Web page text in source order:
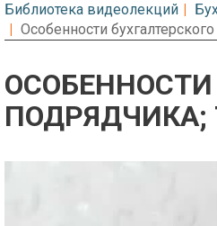
Библиотека видеолекций
Особенности
ОСОБЕННОСТИ
ПОДРЯДЧИКА;